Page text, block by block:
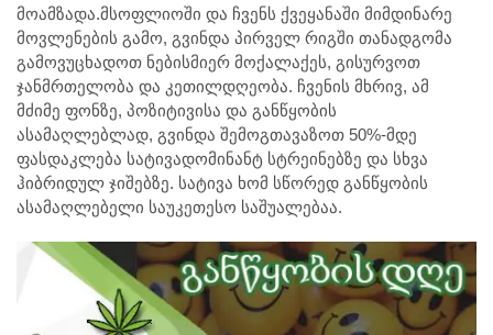
მოამზადა.მსოფლიოში და ჩვენს ქვეყანაში მიმდინარე
მოვლენების გამო, გვინდა პირველ რიგში თანადგომა
გამოვუცხადოთ ნებისმიერ მოქალაქეს, გისურვოთ
ჯანმრთელობა და კეთილდღეობა. ჩვენის მხრივ, ამ
მძიმე ფონზე, პოზიტივისა და განწყობის
ასამაღლებლად, გვინდა შემოგთავაზოთ 50%-მდე
ფასდაკლება სატივადომინანტ სტრეინებზე და სხვა
ჰიბრიდულ ჯიშებზე. სატივა ხომ სწორედ განწყობის
ასამაღლებელი საუკეთესო საშუალებაა.